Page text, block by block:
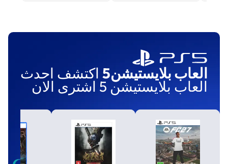
العاب بلايستيشن5 اكتشف احدث
العاب بلايستيشن 5 اشترى الان